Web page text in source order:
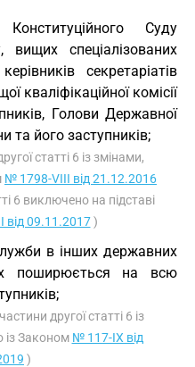
Конституційного Суду
вищих спеціалізованих
секретаріатів
кваліфікаційної комісії
Голови Державної
та його заступників;
статті 6 із змінами,
№ 1798-VIII від 21.12.2016
6 виключено на підставі
від 09.11.2017)
в інших державних
поширюється на всю
другої статті 6 із
із Законом № 117-IX від
)